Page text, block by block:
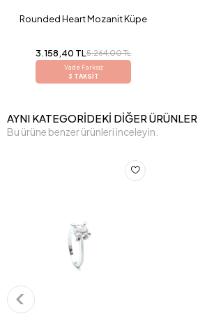
Rounded Heart Mozanit Küpe
3.158,40 TL5.264,00 TL
Vade Farksız
3 TAKSİT
AYNI KATEGORİDEKİ DİĞER ÜRÜNLER
Bu ürüne benzer ürünleri inceleyin.